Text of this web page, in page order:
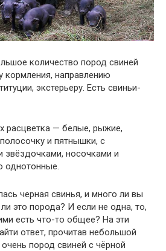
количество пород свиней
кормления, направлению
экстерьеру. Есть свиньи-
расцветка — белые, рыжие,
и пятнышки, с
звёздочками, носочками и
однотонные.
черная свинья, и много ли вы
это порода? И если не одна, то,
есть что-то общее? На эти
ответ, прочитав небольшой
пород свиней с чёрной